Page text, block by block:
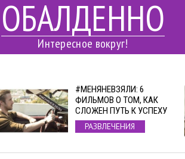
ОБАЛДЕННО
Интересное вокруг!
#МЕНЯНЕВЗЯЛИ: 6
ФИЛЬМОВ О ТОМ, КАК
СЛОЖЕН ПУТЬ К УСПЕХУ
РАЗВЛЕЧЕНИЯ